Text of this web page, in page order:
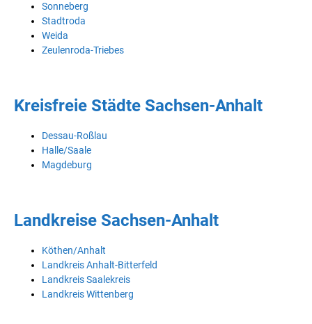
Sonneberg
Stadtroda
Weida
Zeulenroda-Triebes
Kreisfreie Städte Sachsen-Anhalt
Dessau-Roßlau
Halle/Saale
Magdeburg
Landkreise Sachsen-Anhalt
Köthen/Anhalt
Landkreis Anhalt-Bitterfeld
Landkreis Saalekreis
Landkreis Wittenberg